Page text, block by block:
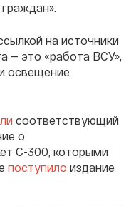
на источники
— это «работа ВСУ»,
освещение
соответствующий
о
С-300, которыми
поступило издание